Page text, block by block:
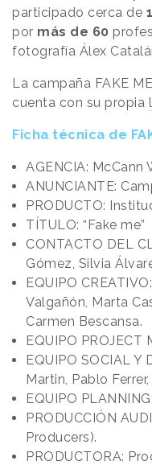
participado cerca de
por más de 60
fotografía Álex
La campaña FAKE
cuenta con su propia
Ficha técnica de
AGENCIA: McCann
ANUNCIANTE:
PRODUCTO:
TÍTULO: “Fake me”
CONTACTO DEL
Gómez, Silvia
EQUIPO
Valgañón, Marta
Carmen Bescansa.
EQUIPO
EQUIPO SOCIAL
Martin, Pablo
EQUIPO
PRODUCCIÓN
Producers).
PRODUCTORA: